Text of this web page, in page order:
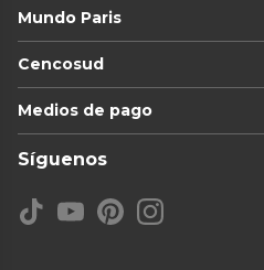
Mundo Paris
Cencosud
Medios de pago
Síguenos